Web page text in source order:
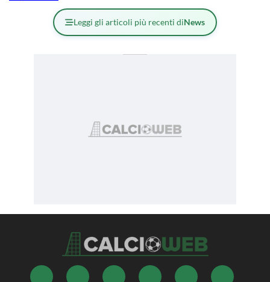
Leggi gli articoli più recenti diNews